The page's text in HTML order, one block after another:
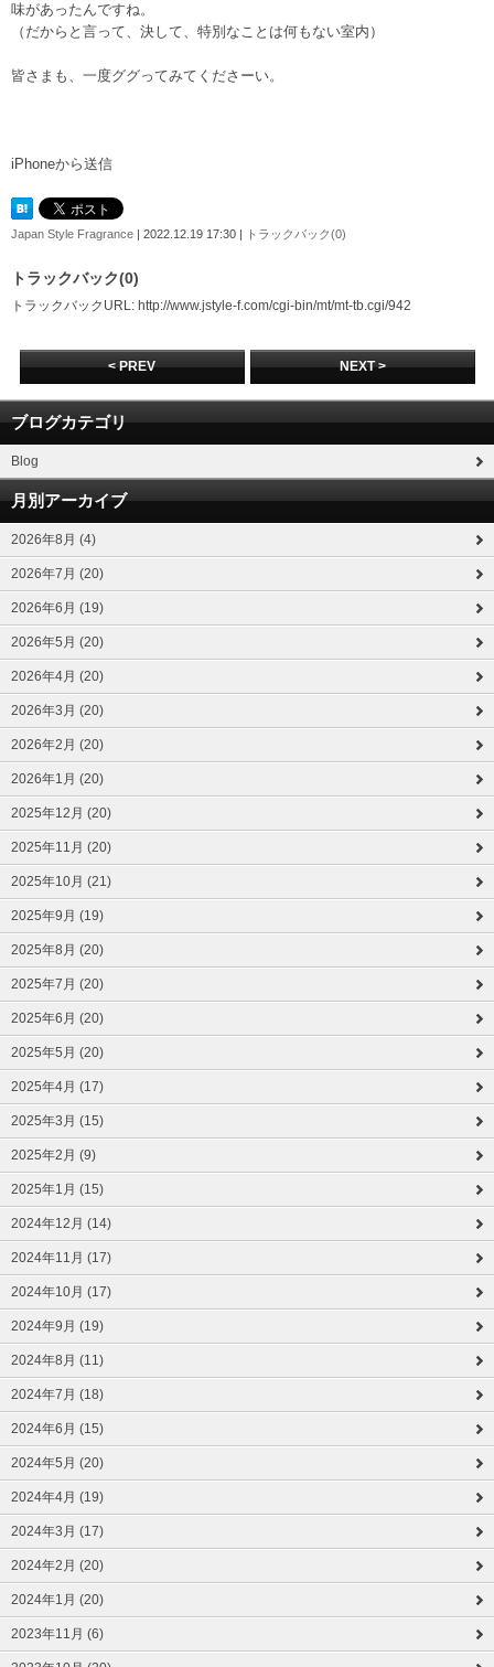
味があったんですね。
（だからと言って、決して、特別なことは何もない室内）
皆さまも、一度ググってみてくださーい。
iPhoneから送信
Japan Style Fragrance | 2022.12.19 17:30 | トラックバック(0)
トラックバック(0)
トラックバックURL: http://www.jstyle-f.com/cgi-bin/mt/mt-tb.cgi/942
< PREV NEXT >
ブログカテゴリ
Blog
月別アーカイブ
2026年8月 (4)
2026年7月 (20)
2026年6月 (19)
2026年5月 (20)
2026年4月 (20)
2026年3月 (20)
2026年2月 (20)
2026年1月 (20)
2025年12月 (20)
2025年11月 (20)
2025年10月 (21)
2025年9月 (19)
2025年8月 (20)
2025年7月 (20)
2025年6月 (20)
2025年5月 (20)
2025年4月 (17)
2025年3月 (15)
2025年2月 (9)
2025年1月 (15)
2024年12月 (14)
2024年11月 (17)
2024年10月 (17)
2024年9月 (19)
2024年8月 (11)
2024年7月 (18)
2024年6月 (15)
2024年5月 (20)
2024年4月 (19)
2024年3月 (17)
2024年2月 (20)
2024年1月 (20)
2023年11月 (6)